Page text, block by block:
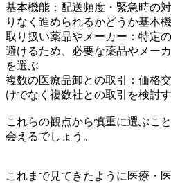
基本機能：配送頻度・緊急時の
りなく進められるかどうか基本
取り扱い薬品やメーカー：特定
避けるため、必要な薬品やメー
を選ぶ
複数の医療品卸との取引：価格
けでなく複数社との取引を検討
これらの観点から慎重に選ぶこ
会えるでしょう。
これまで見てきたように医療・